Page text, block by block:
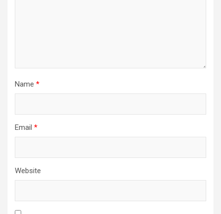
Name *
Email *
Website